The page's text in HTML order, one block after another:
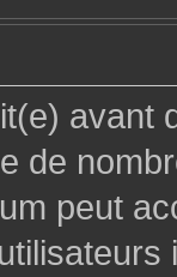
avant
de
peut